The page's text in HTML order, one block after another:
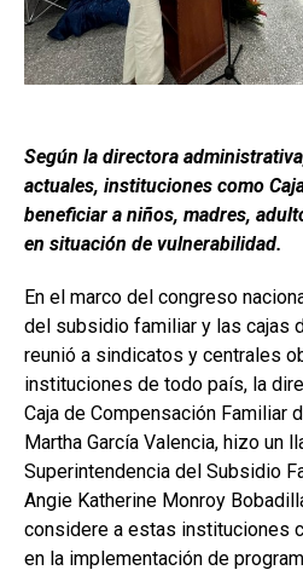
Según la directora
actuales, instituciones como
beneficiar a niños, madres,
en situación de vulnerabilidad.
En el marco del congreso
del subsidio familiar y las cajas
reunió a sindicatos y centrales
instituciones de todo país, la
Caja de Compensación Familiar
Martha García Valencia, hizo un
Superintendencia del Subsidio
Angie Katherine Monroy
considere a estas instituciones
en la implementación de